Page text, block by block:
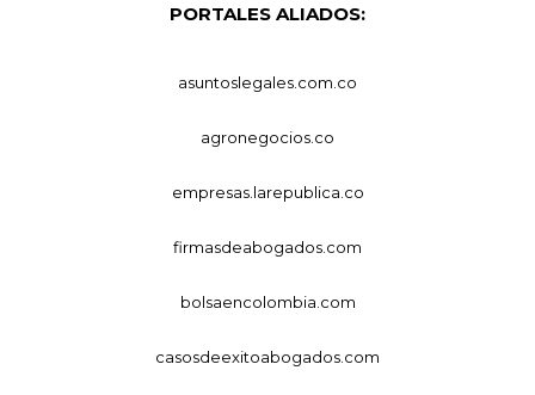
PORTALES ALIADOS:
asuntoslegales.com.co
agronegocios.co
empresas.larepublica.co
firmasdeabogados.com
bolsaencolombia.com
casosdeexitoabogados.com